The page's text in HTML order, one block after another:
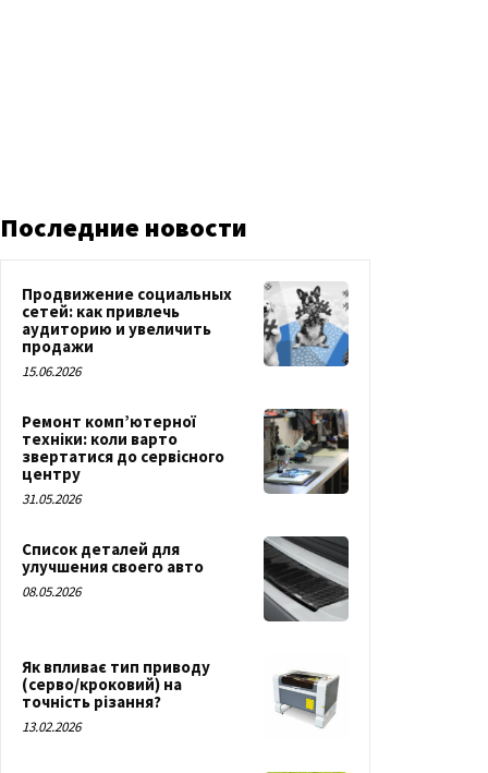
Последние новости
Продвижение социальных
сетей: как привлечь
аудиторию и увеличить
продажи
15.06.2026
Ремонт комп’ютерної
техніки: коли варто
звертатися до сервісного
центру
31.05.2026
Список деталей для
улучшения своего авто
08.05.2026
Як впливає тип приводу
(серво/кроковий) на
точність різання?
13.02.2026